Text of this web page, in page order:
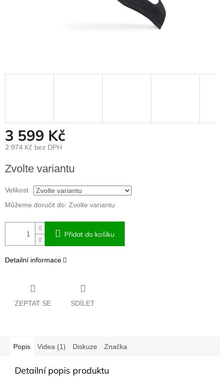
3 599 Kč
2 974 Kč bez DPH
cena:
Zvolte variantu
Velikost
Můžeme doručit do: Zvolte variantu
Přidat do košíku
Detailní informace
ZEPTAT SE SDÍLET
Popis Videa (1) Diskuze Značka
Detailní popis produktu